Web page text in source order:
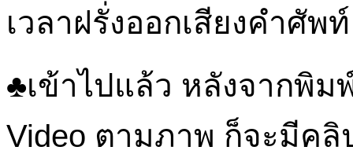
เวลาฝรั่งออกเสียงคำศัพท์
♣เข้าไปแล้ว หลังจากพิ
Video ตามภาพ ก็จะมีค